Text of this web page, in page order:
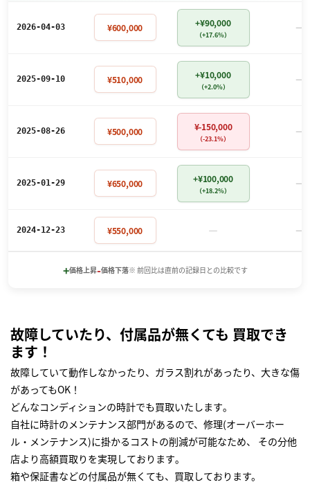
2026-04-03 ¥600,000 +¥90,000
（+17.6%） －
2025-09-10 ¥510,000 +¥10,000
（+2.0%） －
2025-08-26 ¥500,000 ¥-150,000
（-23.1%） －
2025-01-29 ¥650,000 +¥100,000
（+18.2%） －
2024-12-23 ¥550,000 － －
+価格上昇-価格下落※ 前回比は直前の記録日との比較です
故障していたり、付属品が無くても 買取でき
ます！
故障していて動作しなかったり、ガラス割れがあったり、大きな傷
があってもOK！
どんなコンディションの時計でも買取いたします｡
自社に時計のメンテナンス部門があるので、修理(オーバーホー
ル・メンテナンス)に掛かるコストの削減が可能なため、 その分他
店より高額買取りを実現しております｡
箱や保証書などの付属品が無くても、買取しております。